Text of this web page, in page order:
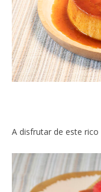
A disfrutar de este rico